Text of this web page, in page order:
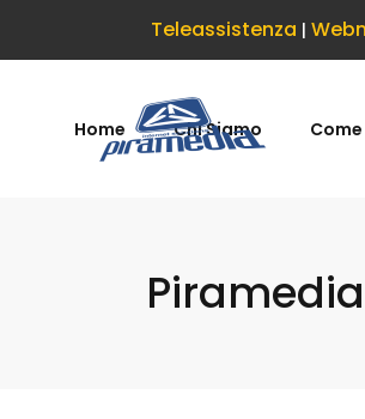
Teleassistenza |
Home Chi Siamo